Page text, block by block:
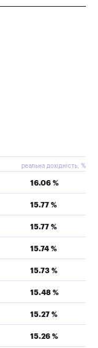
реальна дохідність, %
16.06 %
15.77 %
15.77 %
15.74 %
15.73 %
15.48 %
15.27 %
15.26 %